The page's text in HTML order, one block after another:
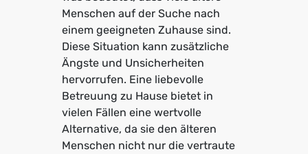
Menschen auf der Suche nach
einem geeigneten Zuhause sind.
Diese Situation kann zusätzliche
Ängste und Unsicherheiten
hervorrufen. Eine liebevolle
Betreuung zu Hause bietet in
vielen Fällen eine wertvolle
Alternative, da sie den älteren
Menschen nicht nur die vertraute